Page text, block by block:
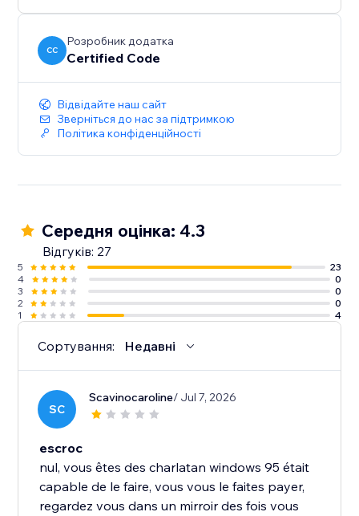
CC
Розробник додатка
Certified Code
Відвідайте наш сайт
Зверніться до нас за підтримкою
Політика конфіденційності
Середня оцінка: 4.3
Відгуків: 27
5
23
4
0
3
0
2
0
1
4
Сортування: Недавні
SC
Scavinocaroline/ Jul 7, 2026
escroc
nul, vous êtes des charlatan windows 95 était
capable de le faire, vous vous le faites payer,
regardez vous dans un mirroir des fois vous